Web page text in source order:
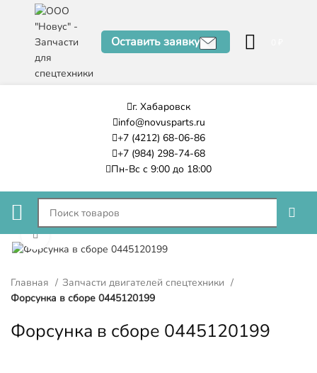
Оставить заявку
г. Хабаровск
info@novusparts.ru
+7 (4212) 68-06-86
+7 (984) 298-74-68
Пн-Вс с 9:00 до 18:00
Нажмите, чтобы увеличить
Главная
Запчасти двигателей спецтехники
Форсунка в сборе 0445120199
Форсунка в сборе 0445120199